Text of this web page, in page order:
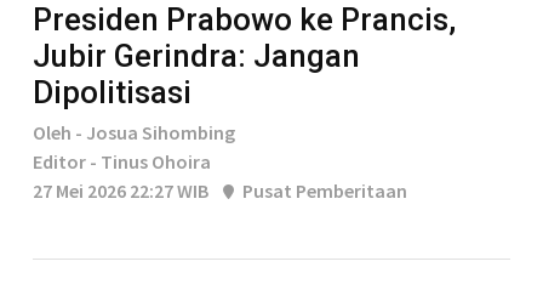
Presiden Prabowo ke Prancis,
Jubir Gerindra: Jangan
Dipolitisasi
Oleh - Josua Sihombing
Editor - Tinus Ohoira
27 Mei 2026 22:27 WIB
Pusat Pemberitaan